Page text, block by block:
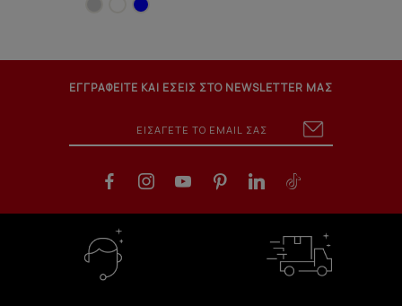
ΕΓΓΡΑΦΕΙΤΕ ΚΑΙ ΕΣΕΙΣ ΣΤΟ NEWSLETTER ΜΑΣ